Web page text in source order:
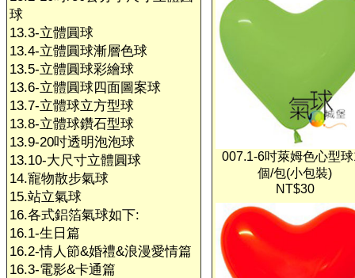
球
13.3-立體圓球
13.4-立體圓球漸層色球
13.5-立體圓球彩繪球
13.6-立體圓球四面圖案球
13.7-立體球立方型球
13.8-立體球鑽石型球
13.9-20吋透明泡泡球
13.10-大尺寸立體圓球
14.寵物散步氣球
15.站立氣球
16.各式鋁箔氣球如下:
16.1-生日篇
16.2-情人節&婚禮&浪漫愛情篇
16.3-電影&卡通篇
007.1-6吋萊姆色心型
個/包(小包裝)
NT$30